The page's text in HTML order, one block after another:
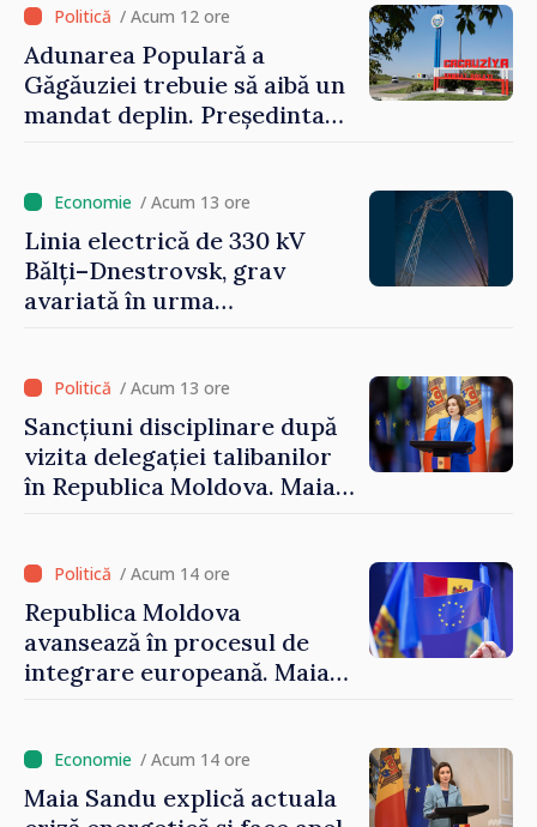
perioada 2024–2034,
publicat în Monitorul Oficial
/ Acum 12 ore
Adunarea Populară a
Găgăuziei trebuie să aibă un
mandat deplin. Președinta
/ Acum 13 ore
Linia electrică de 330 kV
Bălți–Dnestrovsk, grav
avariată în urma
/ Acum 13 ore
Sancțiuni disciplinare după
vizita delegației talibanilor
în Republica Moldova. Maia
cunosc politica statului”
/ Acum 14 ore
Republica Moldova
avansează în procesul de
integrare europeană. Maia
/ Acum 14 ore
Maia Sandu explică actuala